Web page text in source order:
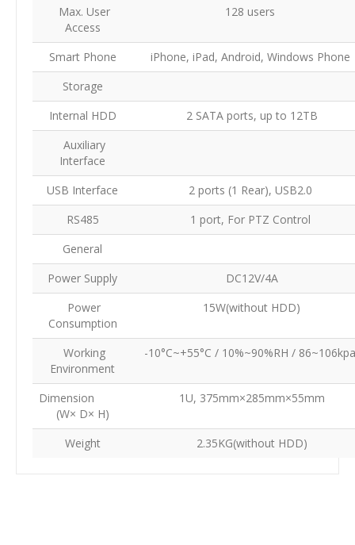
Max. User
Access
128 users
Smart Phone
iPhone, iPad, Android, Windows Phone
Storage
Internal HDD
2 SATA ports, up to 12TB
Auxiliary
Interface
USB Interface
2 ports (1 Rear), USB2.0
RS485
1 port, For PTZ Control
General
Power Supply
DC12V/4A
Power
Consumption
15W(without HDD)
Working
Environment
-10°C~+55°C / 10%~90%RH /
Dimension
(W× D× H)
1U, 375mm×285mm×55mm
Weight 2.35KG(without HDD)